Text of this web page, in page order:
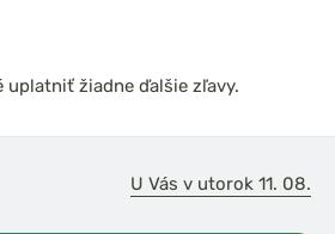
uplatniť žiadne ďalšie zľavy.
U Vás v utorok 11. 08.